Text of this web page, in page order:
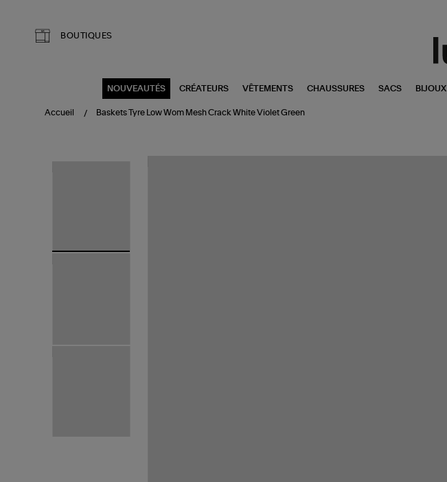
BOUTIQUES
NOUVEAUTÉS CRÉATEURS VÊTEMENTS CHAUSSURES SACS BIJOUX
Accueil Baskets Tyre Low Wom Mesh Crack White Violet Green